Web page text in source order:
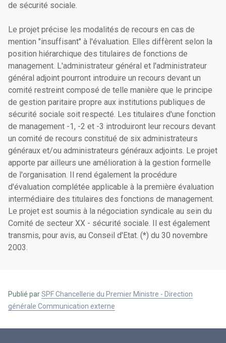
de sécurité sociale.
Le projet précise les modalités de recours en cas de
mention "insuffisant" à l'évaluation. Elles diffèrent selon la
position hiérarchique des titulaires de fonctions de
management. L'administrateur général et l'administrateur
général adjoint pourront introduire un recours devant un
comité restreint composé de telle manière que le principe
de gestion paritaire propre aux institutions publiques de
sécurité sociale soit respecté. Les titulaires d'une fonction
de management -1, -2 et -3 introduiront leur recours devant
un comité de recours constitué de six administrateurs
généraux et/ou administrateurs généraux adjoints. Le projet
apporte par ailleurs une amélioration à la gestion formelle
de l'organisation. Il rend également la procédure
d'évaluation complétée applicable à la première évaluation
intermédiaire des titulaires des fonctions de management.
Le projet est soumis à la négociation syndicale au sein du
Comité de secteur XX - sécurité sociale. Il est également
transmis, pour avis, au Conseil d'Etat. (*) du 30 novembre
2003.
Publié parSPF Chancellerie du Premier Ministre - Direction
générale Communication externe